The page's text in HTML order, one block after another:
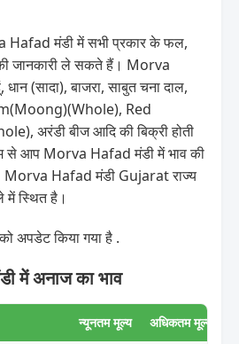
Hafad मंडी में सभी प्रकार के फल,
जानकारी ले सकते हैं। Morva
(सादा), बाजरा, साबुत चना दाल,
Red
अरंडी बीज आदि की बिक्री होती
से आप Morva Hafad मंडी में भाव की
Hafad मंडी Gujarat राज्य
स्थित है।
अपडेट किया गया है .
में अनाज का भाव
न्यूनतम मूल्य अधिकतम मूल्य